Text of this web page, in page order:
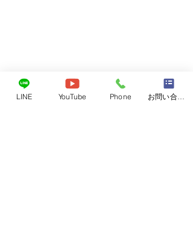
LINE YouTube Phone お問い合わせフォーム